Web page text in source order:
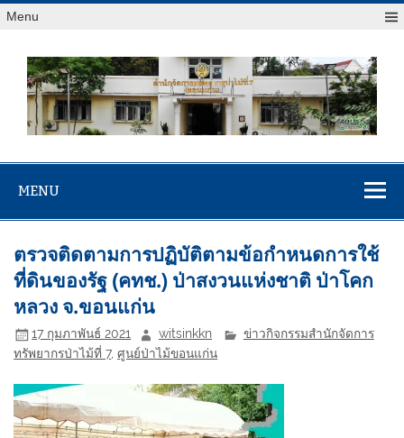
Menu
สจป.ที่ 7
(ขอนแก่น)
MENU
ตรวจติดตามการปฏิบัติตามข้อกำหนดการใช้
ที่ดินของรัฐ (คทช.) ป่าสงวนแห่งชาติ ป่าโคก
หลวง จ.ขอนแก่น
17 กุมภาพันธ์ 2021 witsinkkn
ข่าวกิจกรรมสำนักจัดการ
ทรัพยากรป่าไม้ที่ 7,ศูนย์ป่าไม้ขอนแก่น